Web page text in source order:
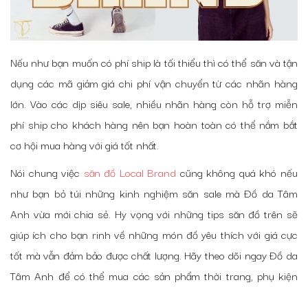
Nếu như bạn muốn có phí ship là tối thiểu thì có thể săn và tận
dụng các mã giảm giá chi phí vận chuyển từ các nhãn hàng
lớn. Vào các dịp siêu sale, nhiều nhãn hàng còn hỗ trợ miễn
phí ship cho khách hàng nên bạn hoàn toàn có thể nắm bắt
cơ hội mua hàng với giá tốt nhất.
Nói chung việc săn đồ Local Brand cũng không quá khó nếu
như bạn bỏ túi những kinh nghiệm săn sale mà Đồ da Tâm
Anh vừa mới chia sẻ. Hy vọng với những tips săn đồ trên sẽ
giúp ích cho bạn rinh về những món đồ yêu thích với giá cực
tốt mà vẫn đảm bảo được chất lượng. Hãy theo dõi ngay Đồ da
Tâm Anh để có thể mua các sản phẩm thời trang, phụ kiện